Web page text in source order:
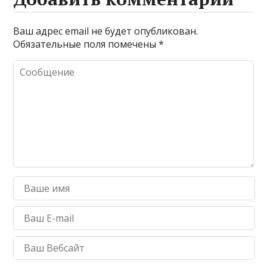
r
a
m
r
р
а
в
и
Ваш адрес email не будет опубликован.
Обязательные поля помечены*